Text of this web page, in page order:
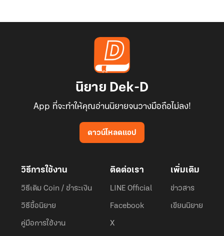
นิยาย Dek-D
App ที่จะทำให้คุณอ่านนิยายจนวางมือถือไม่ลง!
ดาวน์โหลดแอป
วิธีการใช้งาน
วิธีเติม Coin / ชำระเงิน
วิธีซื้อนิยาย
คู่มือการใช้งาน
ติดต่อเรา
LINE Official
Facebook
X
เพิ่มเติม
ข่าวสาร
เขียนนิยาย